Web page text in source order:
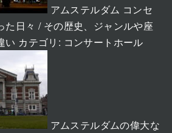
アムステルダム コンセ
た日々 / その歴史、ジャンルや座
い カテゴリ: コンサートホール
アムステルダムの偉大な